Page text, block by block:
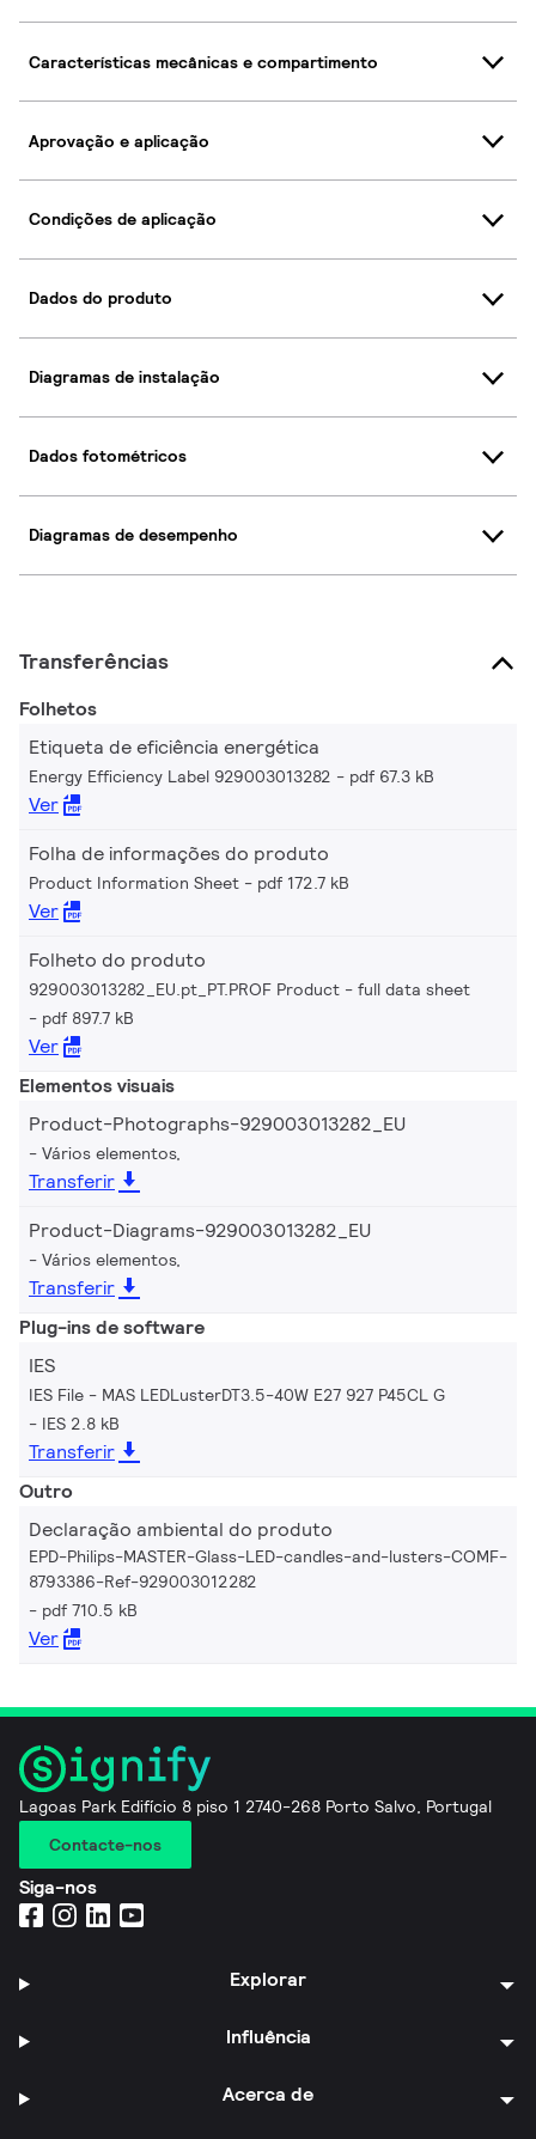
Características mecânicas e compartimento
Aprovação e aplicação
Condições de aplicação
Dados do produto
Diagramas de instalação
Dados fotométricos
Diagramas de desempenho
Transferências
Folhetos
Etiqueta de eficiência energética
Energy Efficiency Label 929003013282 pdf 67.3 kB
Ver
Folha de informações do produto
Product Information Sheet pdf 172.7 kB
Ver
Folheto do produto
929003013282_EU.pt_PT.PROF Product - full data sheet
pdf 897.7 kB
Ver
Elementos visuais
Product-Photographs-929003013282_EU
Vários elementos,
Transferir
Product-Diagrams-929003013282_EU
Vários elementos,
Transferir
Plug-ins de software
IES
IES File - MAS LEDLusterDT3.5-40W E27 927 P45CL G
IES 2.8 kB
Transferir
Outro
Declaração ambiental do produto
EPD-Philips-MASTER-Glass-LED-candles-and-lusters-COMF-
8793386-Ref-929003012282
pdf 710.5 kB
Ver
Lagoas Park Edifício 8 piso 1 2740-268 Porto Salvo, Portugal
Contacte-nos
Siga-nos
Explorar
Influência
Acerca de